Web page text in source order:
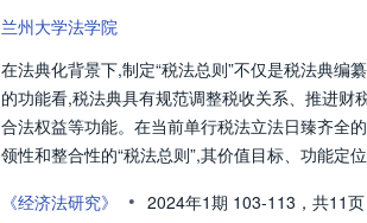
兰州大学法学院
在法典化背景下,制定“税法总则”不仅是税法典编
的功能看,税法典具有规范调整税收关系、推进
合法权益等功能。在当前单行税法立法日臻齐全
领性和整合性的“税法总则”,其价值目标、功能定
《经济法研究》 • 2024年1期 103-113， 共11页